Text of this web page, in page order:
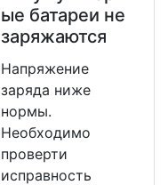
ые батареи не
заряжаются
Напряжение
заряда ниже
нормы.
Необходимо
проверти
исправность